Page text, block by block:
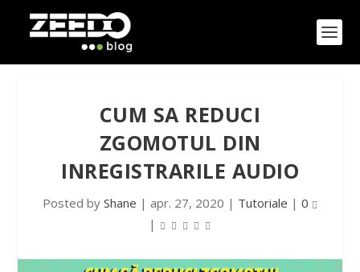
CUM SA REDUCI
ZGOMOTUL DIN
INREGISTRARILE AUDIO
Posted by Shane | apr. 27, 2020 | Tutoriale | 0
|